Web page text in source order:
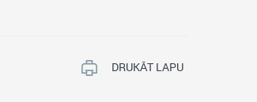
DRUKĀT LAPU